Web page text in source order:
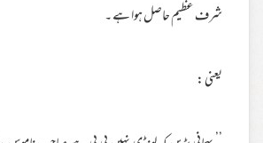
شرف عظیم حاصل ہوا ہے ۔
یعنی :